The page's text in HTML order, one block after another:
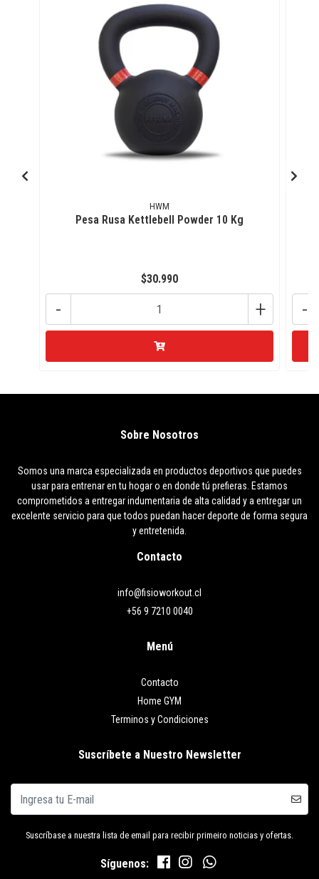
HWM
Pesa Rusa Kettlebell Powder 10 Kg
$30.990
+
- -
Sobre Nosotros
Somos una marca especializada en productos deportivos que puedes
usar para entrenar en tu hogar o en donde tú prefieras. Estamos
comprometidos a entregar indumentaria de alta calidad y a entregar un
excelente servicio para que todos puedan hacer deporte de forma segura
y entretenida.
Contacto
info@fisioworkout.cl
+56 9 7210 0040
Menú
Contacto
Home GYM
Terminos y Condiciones
Suscríbete a Nuestro Newsletter
Suscríbase a nuestra lista de email para recibir primeiro noticias y ofertas.
Síguenos: